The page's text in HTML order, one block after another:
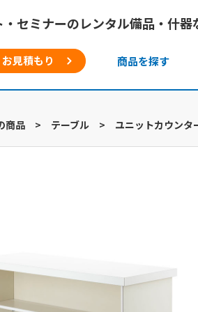
セミナーのレンタル備品・什器
見積もり 商品を探す
商品 > テーブル > ユニットカウンタ